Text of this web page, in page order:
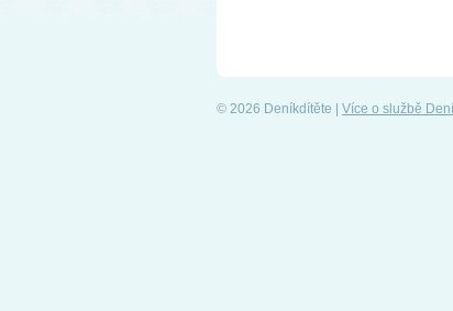
© 2026 Deníkdítěte | Více o službě